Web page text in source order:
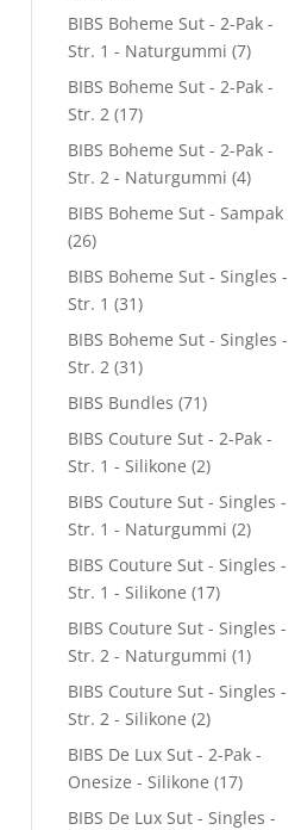
BIBS Boheme Sut - 2-Pak -
Str. 1 - Naturgummi (7)
BIBS Boheme Sut - 2-Pak -
Str. 2 (17)
BIBS Boheme Sut - 2-Pak -
Str. 2 - Naturgummi (4)
BIBS Boheme Sut - Sampak
(26)
BIBS Boheme Sut - Singles -
Str. 1 (31)
BIBS Boheme Sut - Singles -
Str. 2 (31)
BIBS Bundles (71)
BIBS Couture Sut - 2-Pak -
Str. 1 - Silikone (2)
BIBS Couture Sut - Singles -
Str. 1 - Naturgummi (2)
BIBS Couture Sut - Singles -
Str. 1 - Silikone (17)
BIBS Couture Sut - Singles -
Str. 2 - Naturgummi (1)
BIBS Couture Sut - Singles -
Str. 2 - Silikone (2)
BIBS De Lux Sut - 2-Pak -
Onesize - Silikone (17)
BIBS De Lux Sut - Singles -